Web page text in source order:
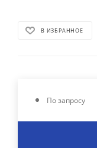
В ИЗБРАННОЕ
По запросу